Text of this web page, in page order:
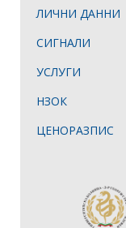
ЛИЧНИ ДАННИ
СИГНАЛИ
УСЛУГИ
НЗОК
ЦЕНОРАЗПИС